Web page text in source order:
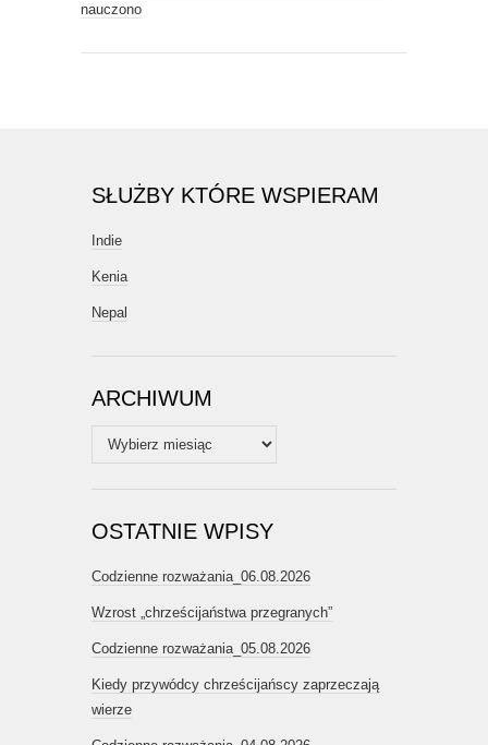
nauczono
SŁUŻBY KTÓRE WSPIERAM
Indie
Kenia
Nepal
ARCHIWUM
Archiwum
OSTATNIE WPISY
Codzienne rozważania_06.08.2026
Wzrost „chrześcijaństwa przegranych”
Codzienne rozważania_05.08.2026
Kiedy przywódcy chrześcijańscy zaprzeczają
wierze